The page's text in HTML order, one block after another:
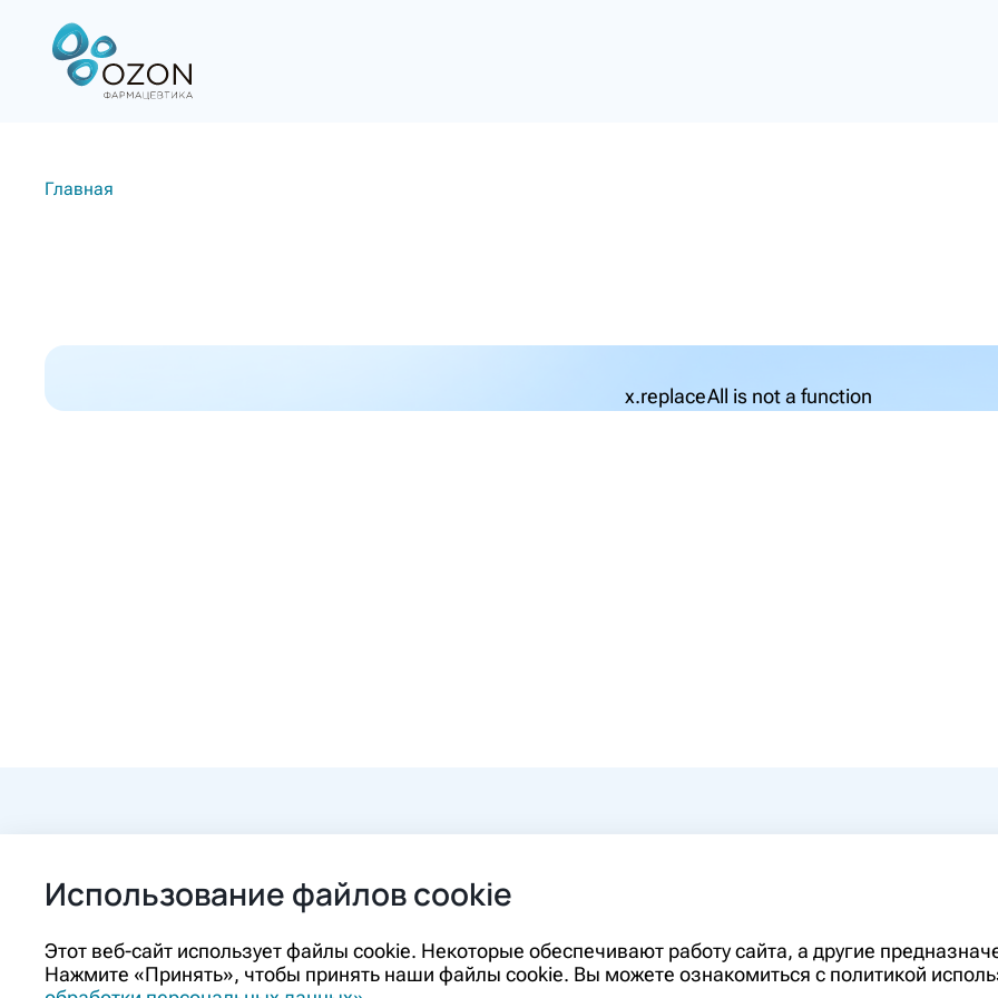
Главная
x.replaceAll is not a function
+7 (84862) 2-90-00
ozon@ozon-pharm.ru
Информация, представленная на
диагностики и лечения и не может
необходимо ознакомиться с
Использование файлов cookie
Этот веб-сайт использует файлы cookie. Некоторые обеспечивают работу сайта, а другие
Нажмите «Принять», чтобы принять наши файлы cookie. Вы можете ознакомиться с политикой